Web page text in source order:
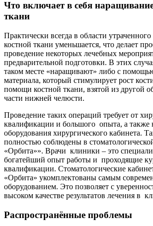
Что включает в себя
ткани
Практически всегда в области
костной ткани уменьшается, что делает
проведение некоторых лечебных
предварительной подготовки. В этих
таком месте «наращивают» либо с
материала, который стимулирует рост
помощи костной ткани, взятой из другой
части нижней челюсти.
Проведение таких операций требует от
квалификации и большого опыта, а также
оборудования хирургического кабинета.
полностью соблюдены в
«Орбита»». Врачи клиники – это
богатейший опыт работы и проходящие
квалификации. Стоматологические
«Орбита» укомплектованы самым
оборудованием. Это позволяет с
высоком качестве результатов лечения в
Распространённые проблемы